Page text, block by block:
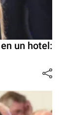
un hotel: